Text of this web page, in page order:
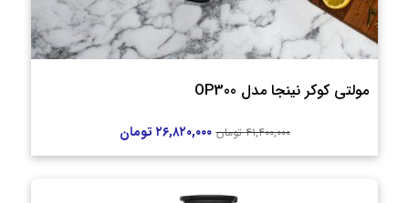
مولتی کوکر نینجا مدل OP300
۴۱,۴۰۰,۰۰۰ تومان ۲۶,۸۲۰,۰۰۰ تومان